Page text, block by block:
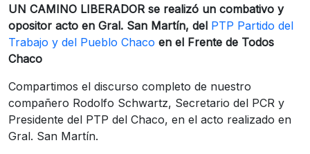
UN CAMINO LIBERADOR se realizó un combativo y
opositor acto en Gral. San Martín, del PTP Partido del
Trabajo y del Pueblo Chaco en el Frente de Todos
Chaco
Compartimos el discurso completo de nuestro
compañero Rodolfo Schwartz, Secretario del PCR y
Presidente del PTP del Chaco, en el acto realizado en
Gral. San Martín.